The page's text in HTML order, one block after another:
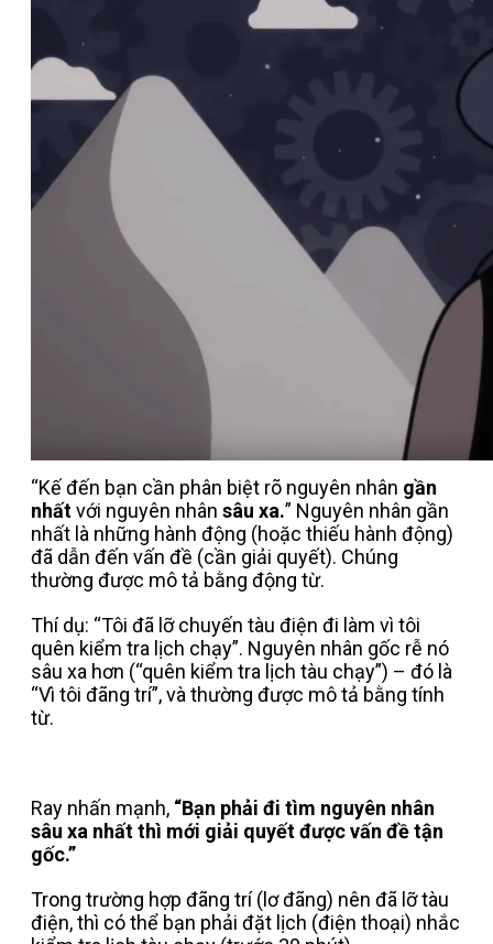
“Kế đến bạn cần phân biệt rõ nguyên nhân gần
nhấtvới nguyên nhân sâu xa.” Nguyên nhân gần
nhất là những hành động (hoặc thiếu hành động)
đã dẫn đến vấn đề (cần giải quyết). Chúng
thường được mô tả bằng động từ.
Thí dụ: “Tôi đã lỡ chuyến tàu điện đi làm vì tôi
quên kiểm tra lịch chạy”. Nguyên nhân gốc rễ nó
sâu xa hơn (“quên kiểm tra lịch tàu chạy”) – đó là
“Vì tôi đãng trí”, và thường được mô tả bằng tính
từ.
Ray nhấn mạnh, “Bạn phải đi tìm nguyên nhân
sâu xa nhất thì mới giải quyết được vấn đề tận
gốc.”
Trong trường hợp đãng trí (lơ đãng) nên đã lỡ tàu
điện, thì có thể bạn phải đặt lịch (điện thoại) nhắc